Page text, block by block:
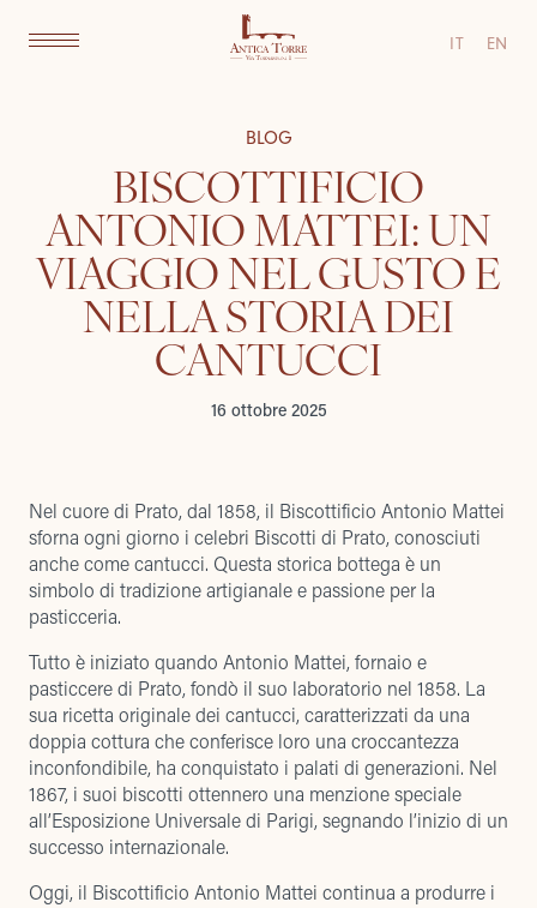
IT EN
BLOG
BISCOTTIFICIO
ANTONIO MATTEI: UN
VIAGGIO NEL GUSTO E
NELLA STORIA DEI
CANTUCCI
16 ottobre 2025
Nel cuore di Prato, dal 1858, il Biscottificio Antonio Mattei
sforna ogni giorno i celebri Biscotti di Prato, conosciuti
anche come cantucci. Questa storica bottega è un
simbolo di tradizione artigianale e passione per la
pasticceria.
Tutto è iniziato quando Antonio Mattei, fornaio e
pasticcere di Prato, fondò il suo laboratorio nel 1858. La
sua ricetta originale dei cantucci, caratterizzati da una
doppia cottura che conferisce loro una croccantezza
inconfondibile, ha conquistato i palati di generazioni. Nel
1867, i suoi biscotti ottennero una menzione speciale
all’Esposizione Universale di Parigi, segnando l’inizio di un
successo internazionale.
Oggi, il Biscottificio Antonio Mattei continua a produrre i